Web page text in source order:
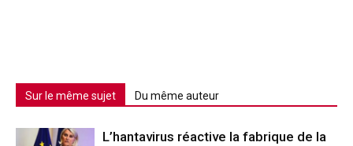
Sur le même sujet Du même auteur
L’hantavirus réactive la fabrique de la